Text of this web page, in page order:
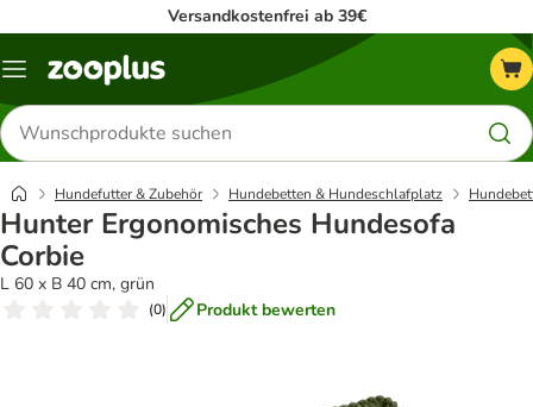
Versandkostenfrei ab 39€
Menü
Produkte
suchen
Hundefutter & Zubehör Hundebetten & Hundeschlafplatz
Hunter Ergonomisches Hundesofa
Corbie
L 60 x B 40 cm, grün
(0) Produkt bewerten